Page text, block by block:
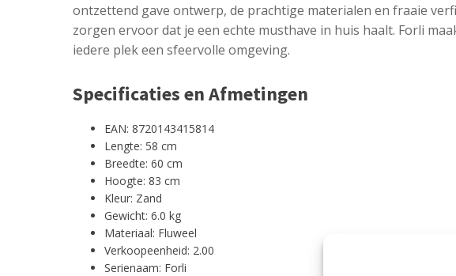
ontzettend gave ontwerp, de prachtige materialen en fraaie
zorgen ervoor dat je een echte musthave in huis haalt. Forli
iedere plek een sfeervolle omgeving.
Specificaties en Afmetingen
EAN: 8720143415814
Lengte: 58 cm
Breedte: 60 cm
Hoogte: 83 cm
Kleur: Zand
Gewicht: 6.0 kg
Materiaal: Fluweel
Verkoopeenheid: 2.00
Serienaam: Forli